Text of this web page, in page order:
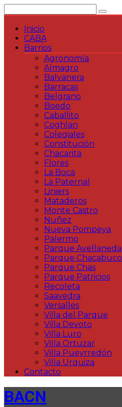
al
contenidoInicio
CABA
Barrios
Agronomía
Almagro
Balvanera
Barracas
Belgrano
Boedo
Caballito
Coghlan
Colegiales
Constitución
Chacarita
Flores
La Boca
La Paternal
Liniers
Mataderos
Monte Castro
Nuñez
Nueva Pompeya
Palermo
Parque Avellaneda
Parque Chacabuco
Parque Chas
Parque Patricios
Recoleta
Saavedra
Versalles
Villa del Parque
Villa Devoto
Villa Luro
Villa Ortuzar
Villa Pueyrredón
Villa Urquiza
Contacto
BACN